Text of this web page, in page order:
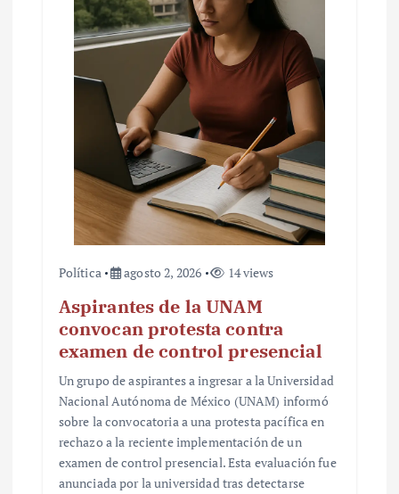
Política agosto 2, 2026 14 views
Aspirantes de la UNAM
convocan protesta contra
examen de control presencial
Un grupo de aspirantes a ingresar a la Universidad
Nacional Autónoma de México (UNAM) informó
sobre la convocatoria a una protesta pacífica en
rechazo a la reciente implementación de un
examen de control presencial. Esta evaluación fue
anunciada por la universidad tras detectarse